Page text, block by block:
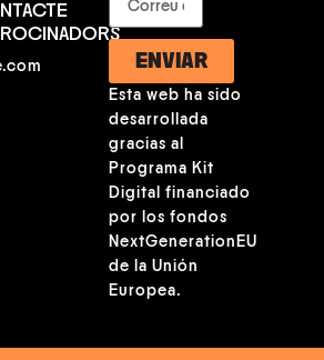
ENVIAR
Esta web ha sido
desarrollada
gracias al
Programa Kit
Digital financiado
por los fondos
NextGenerationEU
de la Unión
Europea.